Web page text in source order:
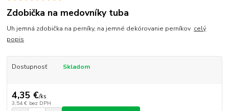
Zdobička na medovníky tuba
Uh jemná zdobička na perníky, na jemné dekórovanie perníkov celý
popis
Dostupnosť Skladom
4,35 €/ks
3,54 € bez DPH